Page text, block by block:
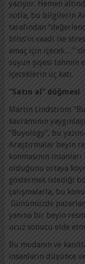
yazıyor. Hemen
notla, bu bilgilerin
tarafından
bliss’in vaadi ise
amaç için içecek…”
suyun şişesi tahmin
içeceklerin üç katı.
“Satın al” düğmesi
Martin Lindström
kavramının
“Buyology”, bu
Araştırmalar beyin
konmasının
olduğunu ortaya
göstermek istediği
çalışmalarla, bu
Günümüzde
yanına bir beyin
ucuz sonucu elde
Bu modanın ve
insanların düşünce